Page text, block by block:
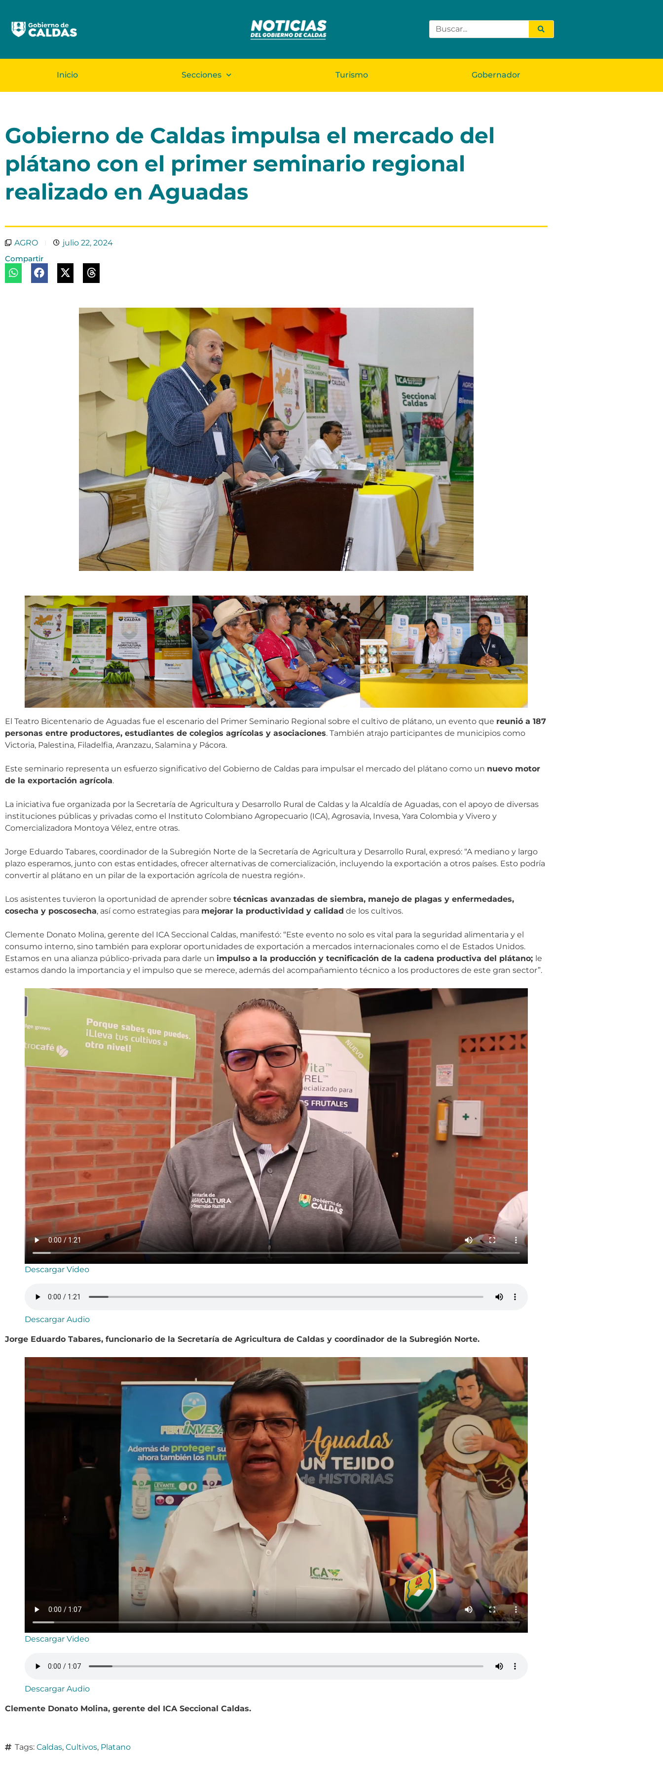
Inicio Secciones Turismo Gobernador
Gobierno de Caldas impulsa el mercado del
plátano con el primer seminario regional
realizado en Aguadas
AGRO
julio 22, 2024
Compartir
El Teatro Bicentenario de Aguadas fue el escenario del Primer Seminario Regional sobre el cultivo de plátano, un evento que reunió a 187
personas entre productores, estudiantes de colegios agrícolas y asociaciones. También atrajo participantes de municipios como
Victoria, Palestina, Filadelfia, Aranzazu, Salamina y Pácora.
Este seminario representa un esfuerzo significativo del Gobierno de Caldas para impulsar el mercado del plátano como un nuevo motor
de la exportación agrícola.
La iniciativa fue organizada por la Secretaría de Agricultura y Desarrollo Rural de Caldas y la Alcaldía de Aguadas, con el apoyo de diversas
instituciones públicas y privadas como el Instituto Colombiano Agropecuario (ICA), Agrosavia, Invesa, Yara Colombia y Vivero y
Comercializadora Montoya Vélez, entre otras.
Jorge Eduardo Tabares, coordinador de la Subregión Norte de la Secretaría de Agricultura y Desarrollo Rural, expresó: “A mediano y largo
plazo esperamos, junto con estas entidades, ofrecer alternativas de comercialización, incluyendo la exportación a otros países. Esto podría
convertir al plátano en un pilar de la exportación agrícola de nuestra región».
Los asistentes tuvieron la oportunidad de aprender sobre técnicas avanzadas de siembra, manejo de plagas y enfermedades,
cosecha y poscosecha, así como estrategias para mejorar la productividad y calidad de los cultivos.
Clemente Donato Molina, gerente del ICA Seccional Caldas, manifestó: “Este evento no solo es vital para la seguridad alimentaria y el
consumo interno, sino también para explorar oportunidades de exportación a mercados internacionales como el de Estados Unidos.
Estamos en una alianza público-privada para darle un impulso a la producción y tecnificación de la cadena productiva del plátano; le
estamos dando la importancia y el impulso que se merece, además del acompañamiento técnico a los productores de este gran sector”.
Descargar Video
Descargar Audio
Jorge Eduardo Tabares, funcionario de la Secretaría de Agricultura de Caldas y coordinador de la Subregión Norte.
Descargar Video
Descargar Audio
Clemente Donato Molina, gerente del ICA Seccional Caldas.
Tags: Caldas, Cultivos, Platano